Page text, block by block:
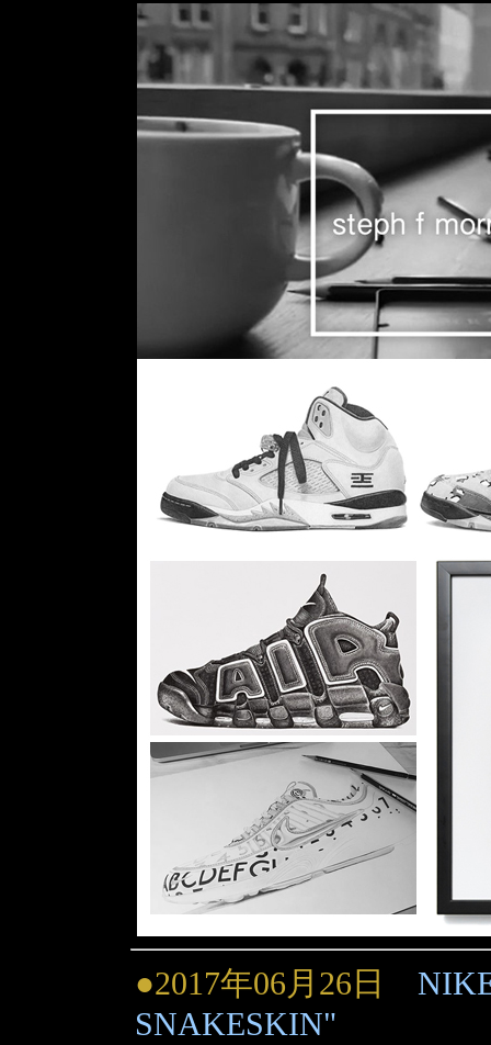
●2017年06月26日
SNAKESKIN"